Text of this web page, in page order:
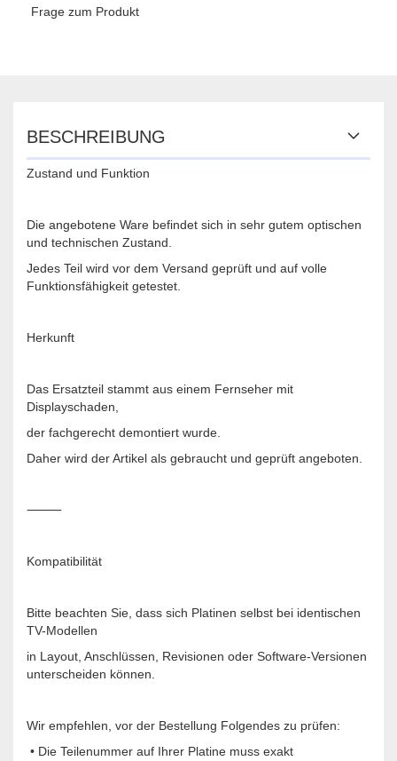
Frage zum Produkt
BESCHREIBUNG
Zustand und Funktion
Die angebotene Ware befindet sich in sehr gutem optischen
und technischen Zustand.
Jedes Teil wird vor dem Versand geprüft und auf volle
Funktionsfähigkeit getestet.
Herkunft
Das Ersatzteil stammt aus einem Fernseher mit
Displayschaden,
der fachgerecht demontiert wurde.
Daher wird der Artikel als gebraucht und geprüft angeboten.
⸻
Kompatibilität
Bitte beachten Sie, dass sich Platinen selbst bei identischen
TV-Modellen
in Layout, Anschlüssen, Revisionen oder Software-Versionen
unterscheiden können.
Wir empfehlen, vor der Bestellung Folgendes zu prüfen:
• Die Teilenummer auf Ihrer Platine muss exakt